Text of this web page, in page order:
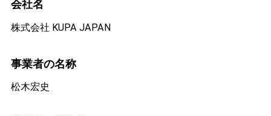
会社名
株式会社 KUPA JAPAN
事業者の名称
松木宏史